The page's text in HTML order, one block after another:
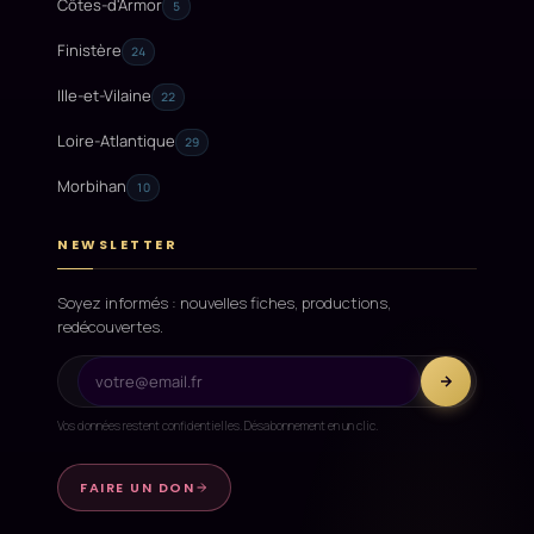
Côtes-d'Armor 5
Finistère 24
Ille-et-Vilaine 22
Loire-Atlantique 29
Morbihan 10
NEWSLETTER
Soyez informés : nouvelles fiches, productions,
redécouvertes.
Vos données restent confidentielles. Désabonnement en un clic.
FAIRE UN DON